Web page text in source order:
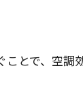
ことで、空調